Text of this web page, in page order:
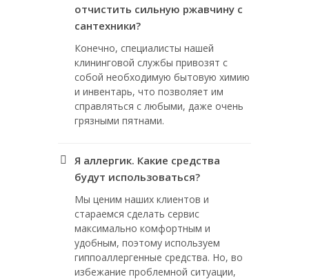
отчистить сильную ржавчину с
сантехники?
Конечно, специалисты нашей
клининговой службы привозят с
собой необходимую бытовую химию
и инвентарь, что позволяет им
справляться с любыми, даже очень
грязными пятнами.
Я аллергик. Какие средства
будут использоваться?
Мы ценим наших клиентов и
стараемся сделать сервис
максимально комфортным и
удобным, поэтому используем
гиппоаллергенные средства. Но, во
избежание проблемной ситуации,